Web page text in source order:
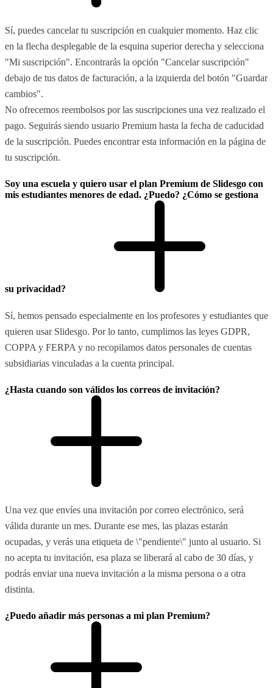
Sí, puedes cancelar tu suscripción en cualquier momento. Haz clic
en la flecha desplegable de la esquina superior derecha y selecciona
"Mi suscripción". Encontrarás la opción "Cancelar suscripción"
debajo de tus datos de facturación, a la izquierda del botón "Guardar
cambios".
No ofrecemos reembolsos por las suscripciones una vez realizado el
pago. Seguirás siendo usuario Premium hasta la fecha de caducidad
de la suscripción. Puedes encontrar esta información en la página de
tu suscripción.
Soy una escuela y quiero usar el plan Premium de Slidesgo con
mis estudiantes menores de edad. ¿Puedo? ¿Cómo se gestiona
su privacidad?
Sí, hemos pensado especialmente en los profesores y estudiantes que
quieren usar Slidesgo. Por lo tanto, cumplimos las leyes GDPR,
COPPA y FERPA y no recopilamos datos personales de cuentas
subsidiarias vinculadas a la cuenta principal.
¿Hasta cuando son válidos los correos de invitación?
Una vez que envíes una invitación por correo electrónico, será
válida durante un mes. Durante ese mes, las plazas estarán
ocupadas, y verás una etiqueta de \"pendiente\" junto al usuario. Si
no acepta tu invitación, esa plaza se liberará al cabo de 30 días, y
podrás enviar una nueva invitación a la misma persona o a otra
distinta.
¿Puedo añadir más personas a mi plan Premium?